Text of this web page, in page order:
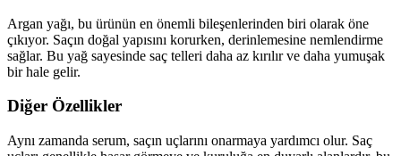
Argan yağı, bu ürünün en önemli bileşenlerinden biri olarak öne
çıkıyor. Saçın doğal yapısını korurken, derinlemesine nemlendirme
sağlar. Bu yağ sayesinde saç telleri daha az kırılır ve daha yumuşak
bir hale gelir.
Diğer Özellikler
Aynı zamanda serum, saçın uçlarını onarmaya yardımcı olur. Saç